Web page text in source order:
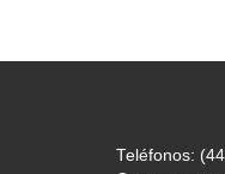
Teléfonos: